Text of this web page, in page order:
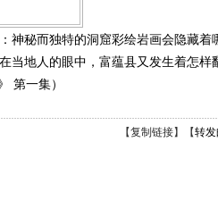
神秘而独特的洞窟彩绘岩画会隐藏
当地人的眼中，富蕴县又发生着怎样
第一集）
【复制链接】【转发